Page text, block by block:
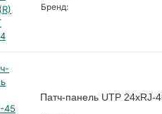
Бренд:
Патч-панель UTP 24хRJ-